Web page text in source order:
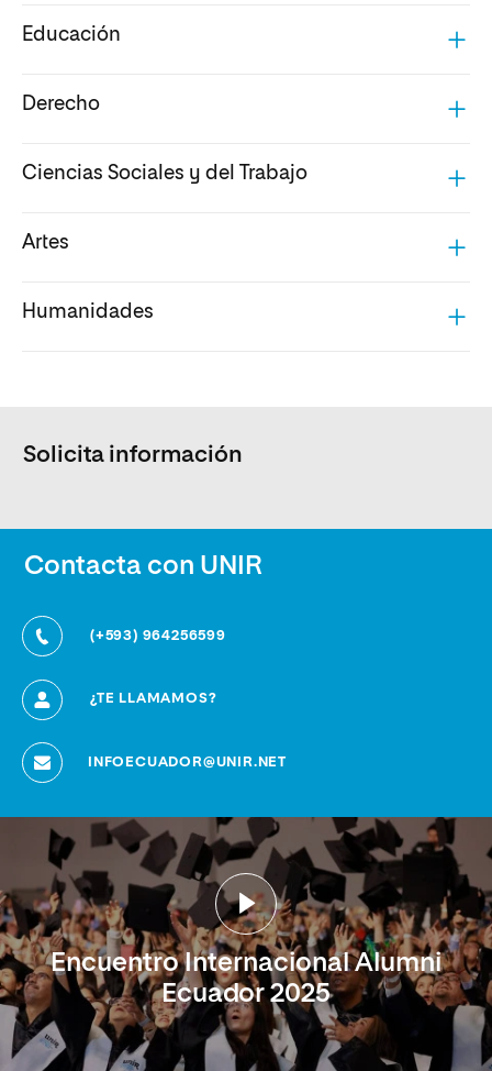
Educación
Derecho
Ciencias Sociales y del Trabajo
Artes
Humanidades
Solicita información
Contacta con UNIR
(+593) 964256599
¿TE LLAMAMOS?
INFOECUADOR@UNIR.NET
Encuentro Internacional Alumni
Ecuador 2025